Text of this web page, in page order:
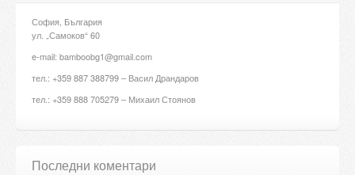
София, България
ул. „Самоков“ 60
e-mail: bamboobg1@gmail.com
тел.: +359 887 388799 – Васил Драндаров
тел.: +359 888 705279 – Михаил Стоянов
Последни коментари